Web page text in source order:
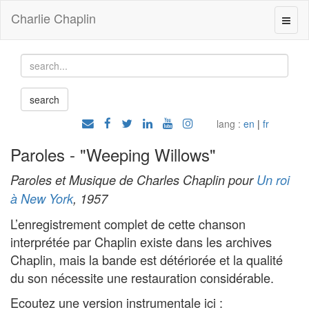
Charlie Chaplin
lang : en | fr
Paroles - "Weeping Willows"
Paroles et Musique de Charles Chaplin pour Un roi
à New York, 1957
L’enregistrement complet de cette chanson
interprétée par Chaplin existe dans les archives
Chaplin, mais la bande est détériorée et la qualité
du son nécessite une restauration considérable.
Ecoutez une version instrumentale ici :